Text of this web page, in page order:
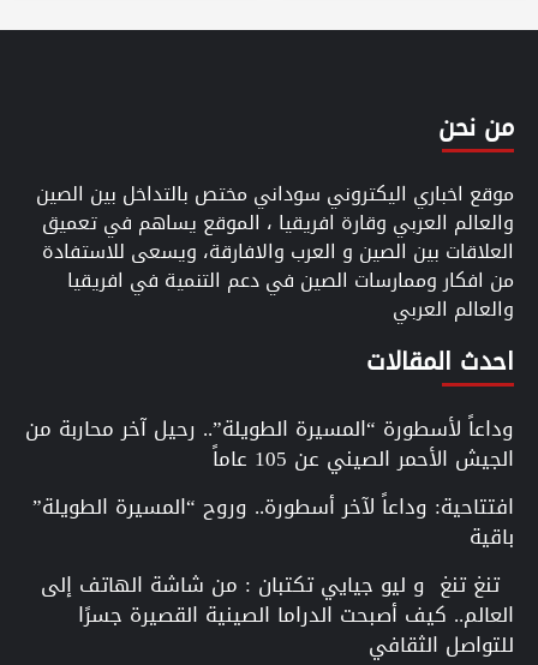
من نحن
موقع اخباري اليكتروني سوداني مختص بالتداخل بين الصين
والعالم العربي وقارة افريقيا ، الموقع يساهم في تعميق
العلاقات بين الصين و العرب والافارقة، ويسعى للاستفادة
من افكار وممارسات الصين في دعم التنمية في افريقيا
والعالم العربي
احدث المقالات
وداعاً لأسطورة “المسيرة الطويلة”.. رحيل آخر محاربة من
الجيش الأحمر الصيني عن 105 عاماً
افتتاحية: وداعاً لآخر أسطورة.. وروح “المسيرة الطويلة”
باقية
تنغ تنغ و ليو جيايي تكتبان : من شاشة الهاتف إلى
العالم.. كيف أصبحت الدراما الصينية القصيرة جسرًا
للتواصل الثقافي